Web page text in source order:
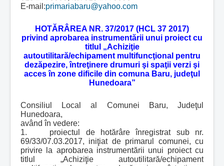
E-mail:primariabaru@yahoo.com
HOTĂRÂREA NR. 37/2017 (HCL 37 2017)
privind aprobarea instrumentării unui proiect cu
titlul „Achiziţie
autoutilitară/echipament multifuncţional pentru
dezăpezire, întreţinere drumuri şi spaţii verzi şi
acces în zone dificile din comuna Baru, judeţul
Hunedoara”
Consiliul Local al Comunei Baru, Judeţul
Hunedoara,
având în vedere:
1. proiectul de hotărâre înregistrat sub nr.
69/33/07.03.2017, iniţiat de primarul comunei, cu
privire la aprobarea instrumentării unui proiect cu
titlul „Achiziţie autoutilitară/echipament